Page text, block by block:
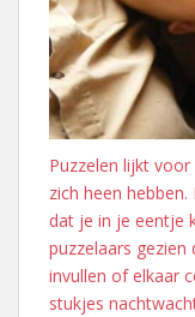
Puzzelen lijkt
zich heen
dat je in je eentje
puzzelaars gezien
invullen of elkaar
stukjes